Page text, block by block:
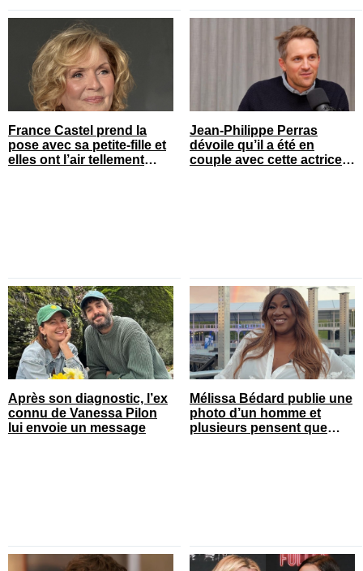
France Castel prend la
pose avec sa petite-fille et
elles ont l’air tellement
Jean-Philippe Perras
dévoile qu’il a été en
couple avec cette actrice
Après son diagnostic, l’ex
connu de Vanessa Pilon
lui envoie un message
Mélissa Bédard publie une
photo d’un homme et
plusieurs pensent que